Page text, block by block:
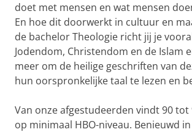
doet met mensen en wat mensen
En hoe dit doorwerkt in cultuur en
de bachelor Theologie richt jij je
Jodendom, Christendom en de Islam
meer om de heilige geschriften van
hun oorspronkelijke taal te lezen en
Van onze afgestudeerden vindt 90 tot
op minimaal HBO-niveau. Benieuwd